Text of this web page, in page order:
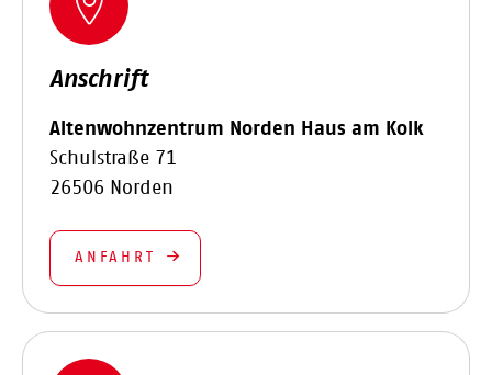
Anschrift
Altenwohnzentrum Norden Haus am Kolk
Schulstraße 71
26506 Norden
ANFAHRT